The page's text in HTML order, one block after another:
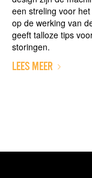
een streling voor het
op de werking van
geeft talloze tips
storingen.
LEES MEER